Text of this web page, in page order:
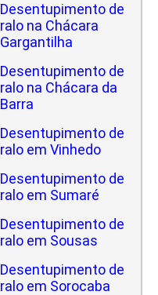
Desentupimento de
ralo na Chácara
Gargantilha
Desentupimento de
ralo na Chácara da
Barra
Desentupimento de
ralo em Vinhedo
Desentupimento de
ralo em Sumaré
Desentupimento de
ralo em Sousas
Desentupimento de
ralo em Sorocaba